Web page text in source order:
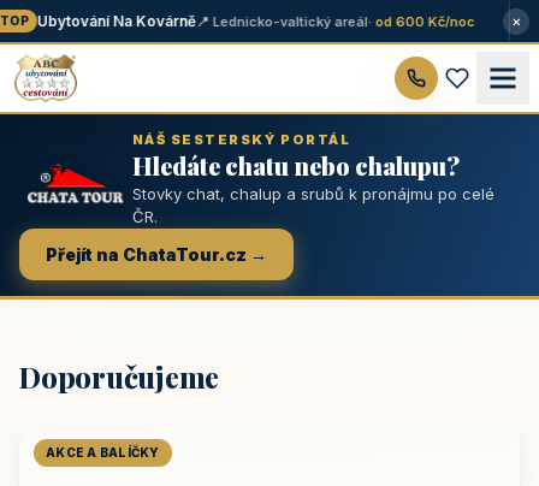
Ubytování Na Kovárně📍 Lednicko-valtický areál· od 600 Kč/noc ×
NÁŠ SESTERSKÝ PORTÁL
Hledáte chatu nebo chalupu?
Stovky chat, chalup a srubů k pronájmu po celé
ČR.
Přejít na ChataTour.cz →
Doporučujeme
AKCE A BALÍČKY